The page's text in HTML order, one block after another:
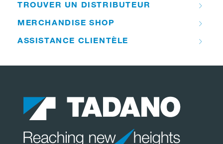
TROUVER UN DISTRIBUTEUR
MERCHANDISE SHOP
ASSISTANCE CLIENTÈLE